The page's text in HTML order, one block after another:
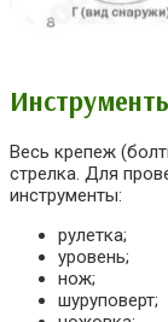
Весь крепеж
стрелка. Для
инструменты:
рулетка;
уровень;
нож;
шуруповерт;